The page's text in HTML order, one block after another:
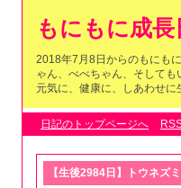
もにもに成
2018年7月8日からのもにも
ゃん、べべちゃん、そして
元気に、健康に、しあわせ
日記のトップページへ
【生後2984日】トウネズ